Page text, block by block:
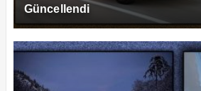
Güncellendi